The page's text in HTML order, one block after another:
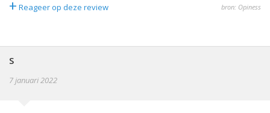
+ Reageer op deze review bron: Opiness
S
7 januari 2022